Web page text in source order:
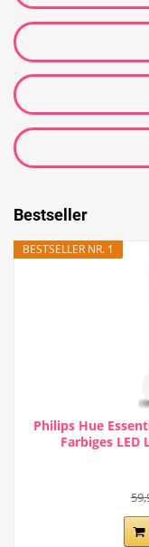
Bestseller
BESTSELLER NR. 1
Philips Hue
Farbiges LED